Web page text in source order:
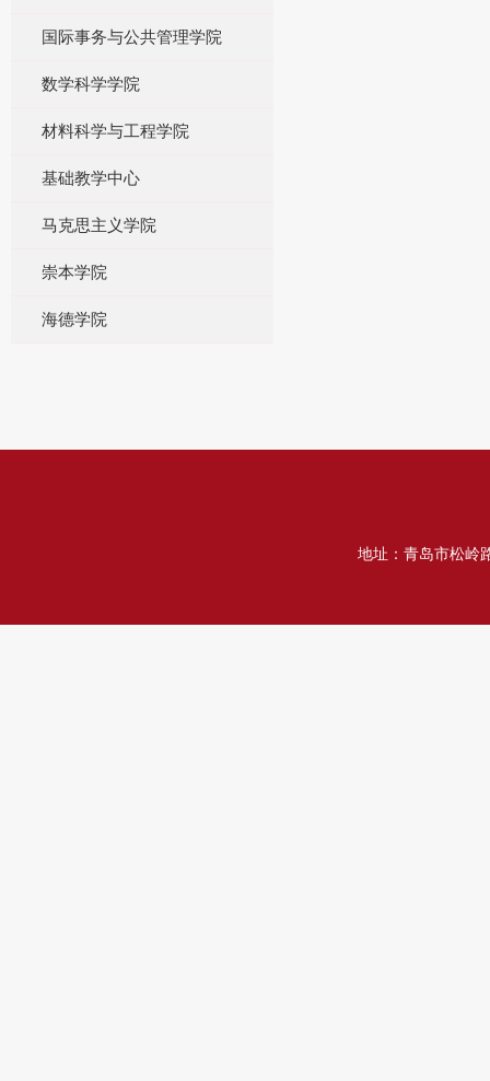
国际事务与公共管理学院
数学科学学院
材料科学与工程学院
基础教学中心
马克思主义学院
崇本学院
海德学院
地址：青岛市松岭